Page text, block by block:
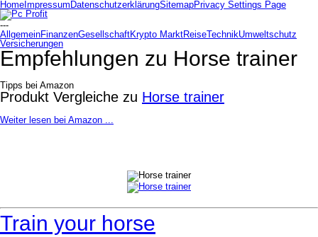
Home Impressum DatenschutzerklärungSitemapPrivacy Settings Page
---
AllgemeinFinanzenGesellschaftKrypto MarktReiseTechnikUmweltschutz
Versicherungen
Empfehlungen zu Horse trainer
Tipps bei Amazon
Produkt Vergleiche zu Horse trainer
Weiter lesen bei Amazon ...
Train your horse